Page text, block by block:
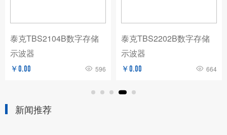
泰克TBS2104B数字存储
示波器
￥0.00 596
泰克TBS2202B数字存储
示波器
￥0.00 664
新闻推荐